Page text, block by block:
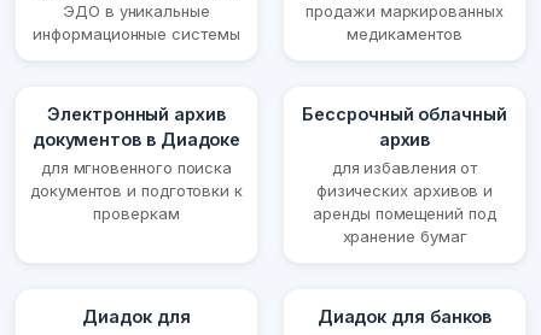
ЭДО в уникальные
информационные системы
продажи маркированных
медикаментов
Электронный архив
документов в Диадоке
для мгновенного поиска
документов и подготовки к
проверкам
Бессрочный облачный
архив
для избавления от
физических архивов и
аренды помещений под
хранение бумаг
Диадок для
Диадок для банков